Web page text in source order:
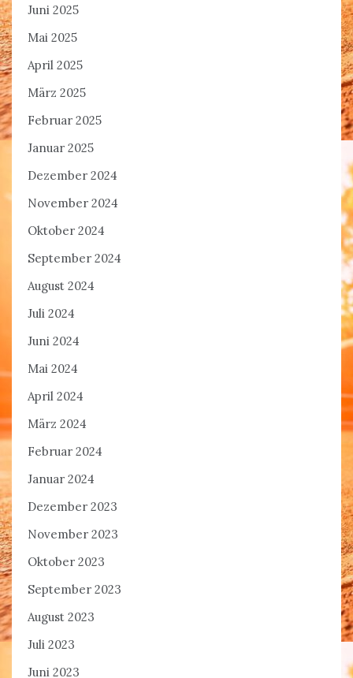
Juni 2025
Mai 2025
April 2025
März 2025
Februar 2025
Januar 2025
Dezember 2024
November 2024
Oktober 2024
September 2024
August 2024
Juli 2024
Juni 2024
Mai 2024
April 2024
März 2024
Februar 2024
Januar 2024
Dezember 2023
November 2023
Oktober 2023
September 2023
August 2023
Juli 2023
Juni 2023